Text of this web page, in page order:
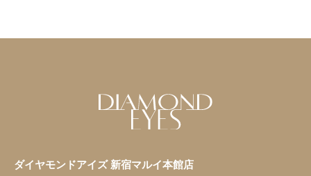
ダイヤモンドアイズ 新宿マルイ本館店